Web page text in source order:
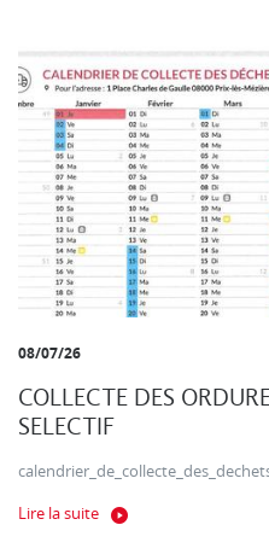
08/07/26
COLLECTE DES
SELECTIF
Lire la suite